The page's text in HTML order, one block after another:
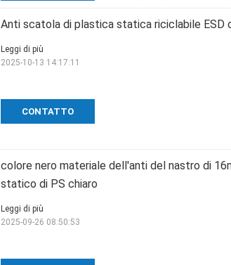
Anti scatola di plastica statica riciclabile ESD
CONTATTO
Leggi di più
2025-10-13 14:17:11
colore nero materiale dell'anti del nastro di
statico di PS chiaro
Leggi di più
2025-09-26 08:50:53